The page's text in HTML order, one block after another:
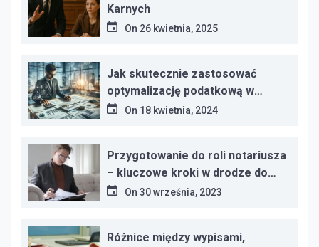
Karnych
On 26 kwietnia, 2025
Jak skutecznie zastosować
optymalizację podatkową w
Twojej firmie?
On 18 kwietnia, 2024
Przygotowanie do roli notariusza
– kluczowe kroki w drodze do
zawodu
On 30 września, 2023
Różnice między wypisami,